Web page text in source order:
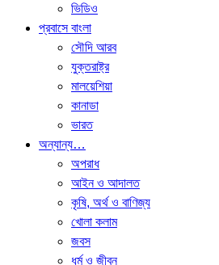
ভিডিও
প্রবাসে বাংলা
সৌদি আরব
যুক্তরাষ্ট্র
মালয়েশিয়া
কানাডা
ভারত
অন্যান্য…
অপরাধ
আইন ও আদালত
কৃষি, অর্থ ও বাণিজ্য
খোলা কলাম
জবস
ধর্ম ও জীবন